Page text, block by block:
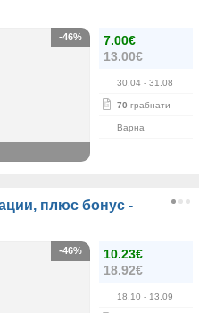
7.00€
13.00€
30.04 - 31.08
70 грабнати
Варна
-46%
плюс бонус -
10.23€
18.92€
18.10 - 13.09
-46%